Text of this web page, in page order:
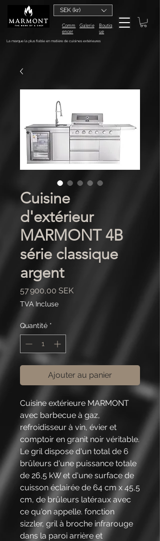
Galerie
Boutiq
ue
Comm
encer
La marque la plus fiable en matière de cuisines extérieures
SEK (kr)
Cuisine
d'extérieur
MARMONT 4B
série classique
argent
57 900,00 SEKPrix
TVA Incluse
Quantité *
Ajouter au panier
Cuisine extérieure MARMONT
avec barbecue à gaz,
refroidisseur à vin, évier et
comptoir en granit noir véritable.
Le gril dispose d'un total de 6
brûleurs d'une puissance totale
de 26,5 kW et d'une surface de
cuisson éclairée de 64 cm x 45,5
cm, de brûleurs latéraux avec
ce qu'on appelle. fonction
sizzler, gril à broche infrarouge
dans la paroi arrière et